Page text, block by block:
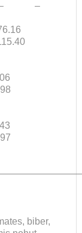
–
biber,